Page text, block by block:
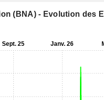
(BNA) - Evolution des